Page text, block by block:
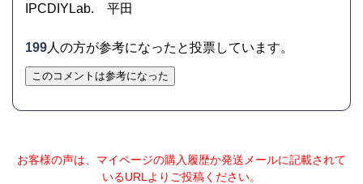
IPCDIYLab. 平田
199人の方が参考になったと投票しています。
このコメントは参考になった
お客様の声は、マイページの購入履歴か発送メールに記載されて
いるURLよりご投稿ください。